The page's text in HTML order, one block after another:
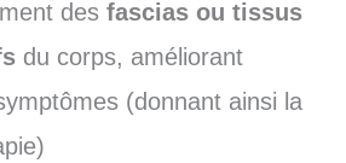
des fascias ou tissus
du corps, améliorant
(donnant ainsi la